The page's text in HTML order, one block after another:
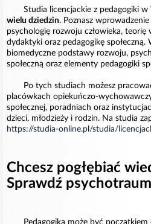
Studia licencjackie z pedagogiki w
wielu dziedzin. Poznasz
psychologię rozwoju człowieka,
dydaktyki oraz pedagogikę społeczną.
biomedyczne podstawy rozwoju,
społeczną oraz elementy pedagogiki
Po tych studiach możesz
placówkach opiekuńczo-
społecznej, poradniach oraz
dzieci, młodzieży i rodzin. Na studia
https://studia-online.pl/studia/
Chcesz pogłębiać
Sprawdź
Pedagogika może być